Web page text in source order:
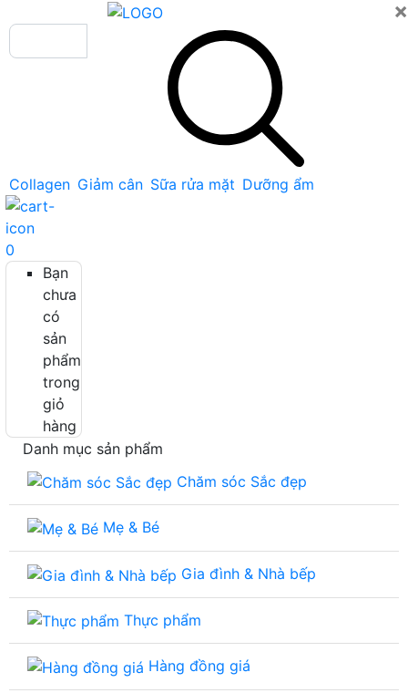
×
Collagen Giảm cân Sữa rửa mặt Dưỡng ẩm
0
Bạn
chưa
có
sản
phẩm
trong
giỏ
hàng
Danh mục sản phẩm
Chăm sóc Sắc đẹp
Mẹ & Bé
Gia đình & Nhà bếp
Thực phẩm
Hàng đồng giá